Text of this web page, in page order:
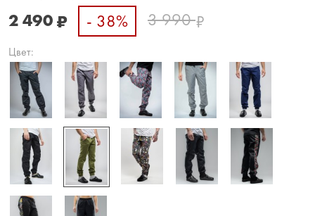
2 490₽ - 38% 3 990₽
Цвет: